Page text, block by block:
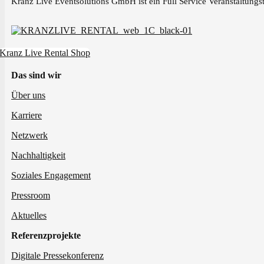
Kranz Live Rental Shop
Das sind wir
Über uns
Karriere
Netzwerk
Nachhaltigkeit
Soziales Engagement
Pressroom
Aktuelles
Referenzprojekte
Digitale Pressekonferenz